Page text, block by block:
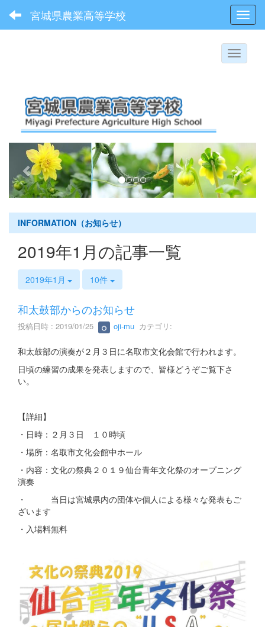
宮城県農業高等学校
p
r
e
v
i
o
u
s
n
e
x
t
INFORMATION（お知らせ）
2019年1月の記事一覧
2019年1月 10件
和太鼓部からのお知らせ
投稿日時 : 2019/01/25 oji-mu カテゴリ:
和太鼓部の演奏が２月３日に名取市文化会館で行われます。
日頃の練習の成果を発表しますので、皆様どうぞご覧下さ
い。
【詳細】
・日時：２月３日 １０時頃
・場所：名取市文化会館中ホール
・内容：文化の祭典２０１９仙台青年文化祭のオープニング
演奏
・ 当日は宮城県内の団体や個人による様々な発表もご
ざいます
・入場料無料